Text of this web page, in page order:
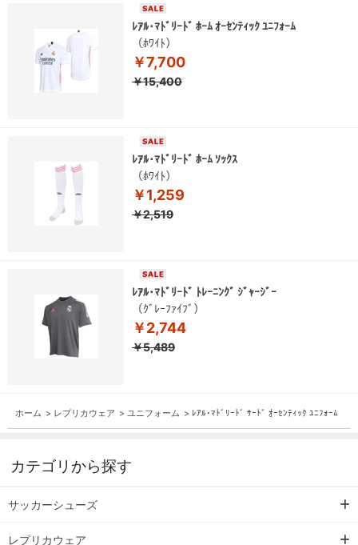
ﾚｱﾙ･ﾏﾄﾞﾘｰﾄﾞ ﾎｰﾑ ｵｰｾﾝﾃｨｯｸ ﾕﾆﾌｫｰﾑ
（ﾎﾜｲﾄ）
￥7,700
￥15,400
ﾚｱﾙ･ﾏﾄﾞﾘｰﾄﾞ ﾎｰﾑ ｿｯｸｽ
（ﾎﾜｲﾄ）
￥1,259
￥2,519
ﾚｱﾙ･ﾏﾄﾞﾘｰﾄﾞ ﾄﾚｰﾆﾝｸﾞ ｼﾞｬｰｼﾞｰ
（ｸﾞﾚｰﾌｧｲﾌﾞ）
￥2,744
￥5,489
ホーム > レプリカウェア > ユニフォーム > ﾚｱﾙ･ﾏﾄﾞﾘｰﾄﾞ ｻｰﾄﾞ ｵｰｾﾝﾃｨｯｸ ﾕﾆﾌｫｰﾑ
カテゴリから探す
サッカーシューズ
レプリカウェア